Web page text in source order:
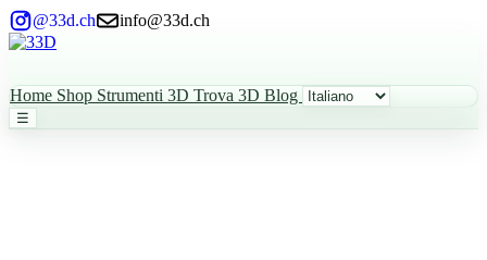
@33d.ch info@33d.ch
Home Shop Strumenti 3D Trova 3D Blog
☰